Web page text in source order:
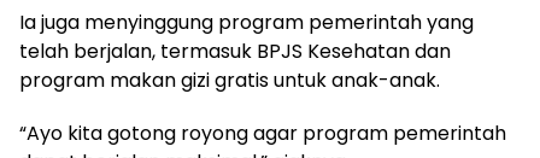
Ia juga menyinggung program pemerintah yang
telah berjalan, termasuk BPJS Kesehatan dan
program makan gizi gratis untuk anak-anak.
“Ayo kita gotong royong agar program pemerintah